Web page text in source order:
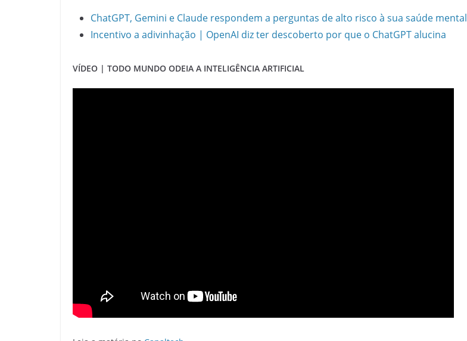
ChatGPT, Gemini e Claude respondem a perguntas de alto risco à sua saúde mental
Incentivo a adivinhação | OpenAI diz ter descoberto por que o ChatGPT alucina
VÍDEO | TODO MUNDO ODEIA A INTELIGÊNCIA ARTIFICIAL